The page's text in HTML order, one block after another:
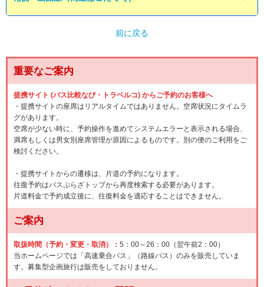
前に戻る
重要なご案内
提携サイト (バス比較なび・トラベルコ) からご予約のお客様へ
・提携サイトの座席はリアルタイムではありません。空席状況にタイムラ
グがあります。
空席が少ない時に、予約操作を進めてシステムエラーと表示される場合、
満席もしくは男女別座席管理が原因によるものです。別の便のご利用をご
検討ください。
・提携サイトからの遷移は、片道の予約になります。
往復予約はバスぷらざトップから再度検索する必要があります。
片道料金で予約成立後に、往復料金を適応することはできません。
ご案内
取扱時間（予約・変更・取消）： 5：00～26：00（翌午前2：00）
当ホームページでは「高速乗合バス」（路線バス）のみを販売していま
す。募集型企画旅行は販売をしておりません。